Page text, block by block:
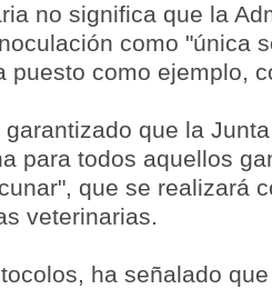
no significa que la
como "única
puesto como ejemplo,
que la
para todos aquellos
que se realizará
veterinarias.
ha señalado